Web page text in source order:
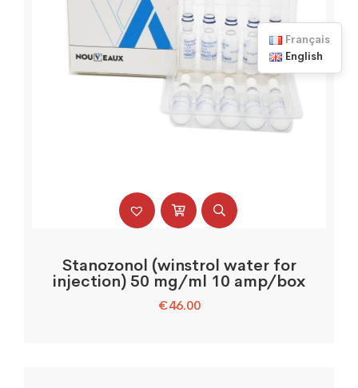
Stanozonol (winstrol water for
injection) 50 mg/ml 10 amp/box
€46.00
Français
English